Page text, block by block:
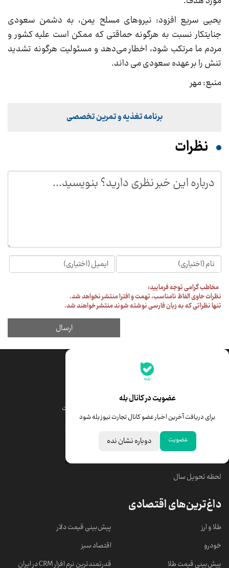
عضویت در کانال بله
برای دریافت آخرین اخبار عضو کانال تجارت نیوز بله شود
عضویت دوباره نشان نده
جدیدترین قیمت‌ها
قیمت درهم امارات
خبرهای مهم
لحظه تحویل سال
داغ‌ترین‌های اقتصادی
طلا و ارز
خودرو
پیش‌بینی قیمت طلا
پیش‌بینی قیمت دلار
اقتصاد سبز
قدرتمندترین نرم‌ افزار CRM در ایران